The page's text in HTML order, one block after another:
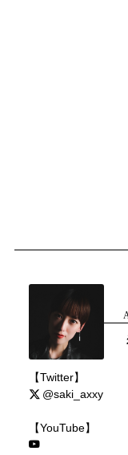
【Twitter】
@saki_axxy
【YouTube】